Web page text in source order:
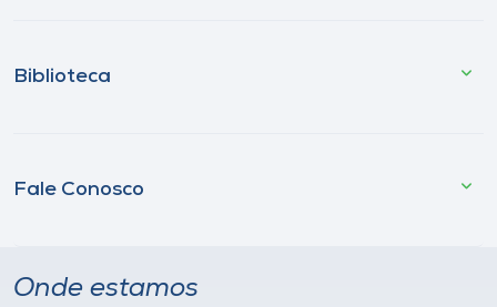
Biblioteca
Fale Conosco
Onde estamos